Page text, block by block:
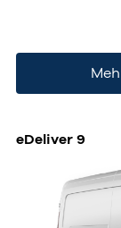
eDeliver 9